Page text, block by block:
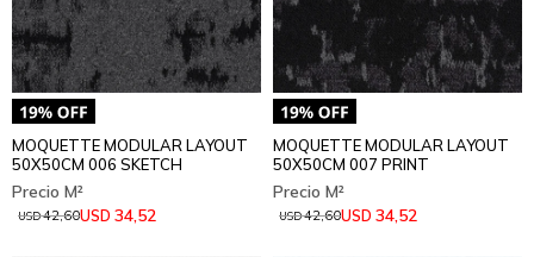
MOQUETTE MODULAR LAYOUT
50X50CM 006 SKETCH
USD 34,52
USD42,60
MOQUETTE MODULAR LAYOUT
50X50CM 007 PRINT
USD 34,52
USD42,60